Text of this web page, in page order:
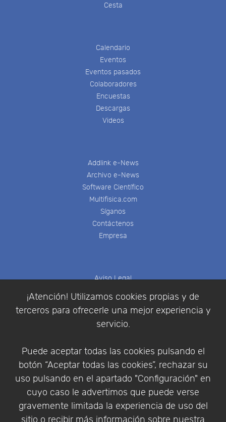
¡Atención! Utilizamos cookies propias y de
terceros para ofrecerle una mejor experiencia y
servicio.
Puede aceptar todas las cookies pulsando el
botón “Aceptar todas las cookies”, rechazar su
uso pulsando en el apartado "Configuración" en
cuyo caso le advertimos que puede verse
gravemente limitada la experiencia de uso del
sitio o recibir más información sobre nuestra
Cesta
Calendario
Eventos
Eventos pasados
Colaboradores
Encuestas
Descargas
Videos
Addlink e-News
Archivo e-News
Software Científico
Multifisica.com
Síganos
Contáctenos
Empresa
Aviso Legal
Política de Privacidad
Condiciones de compra
Identificarse
Empresa|Aviso Legal| Política de Privacidad |
Política de Cookies